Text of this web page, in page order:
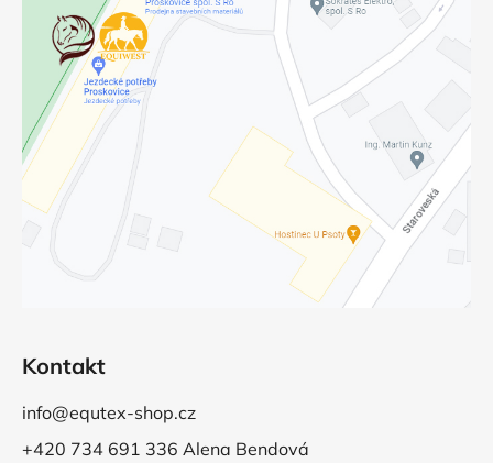
Kontakt
info@equtex-shop.cz
+420 734 691 336 Alena Bendová